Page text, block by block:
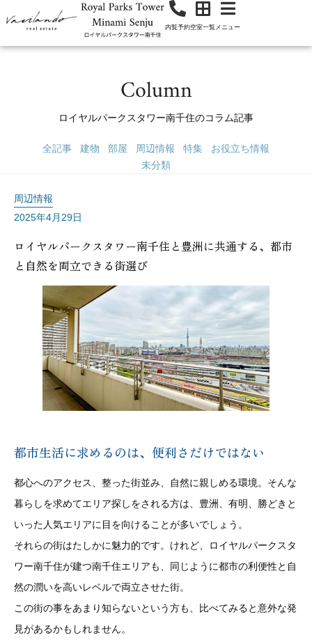
内覧予約空室一覧メニュー
Column
ロイヤルパークスタワー南千住のコラム記事
全記事 建物 部屋 周辺情報 特集
お役立ち情報
未分類
周辺情報
2025年4月29日
ロイヤルパークスタワー南千住と豊洲に共通する、都市
と自然を両立できる街選び
都市生活に求めるのは、便利さだけではない
都心へのアクセス、整った街並み、自然に親しめる環境。そんな
暮らしを求めてエリア探しをされる方は、豊洲、有明、勝どきと
いった人気エリアに目を向けることが多いでしょう。
それらの街はたしかに魅力的です。けれど、ロイヤルパークスタ
ワー南千住が建つ南千住エリアも、同じように都市の利便性と自
然の潤いを高いレベルで両立させた街。
この街の事をあまり知らないという方も、比べてみると意外な発
見があるかもしれません。